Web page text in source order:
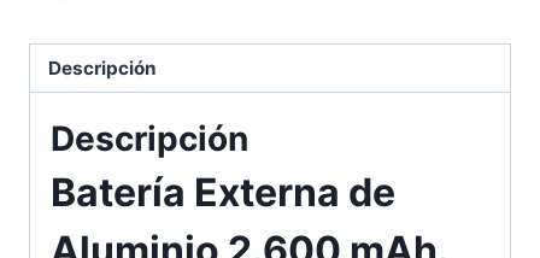
Descripción
Descripción
Batería Externa de